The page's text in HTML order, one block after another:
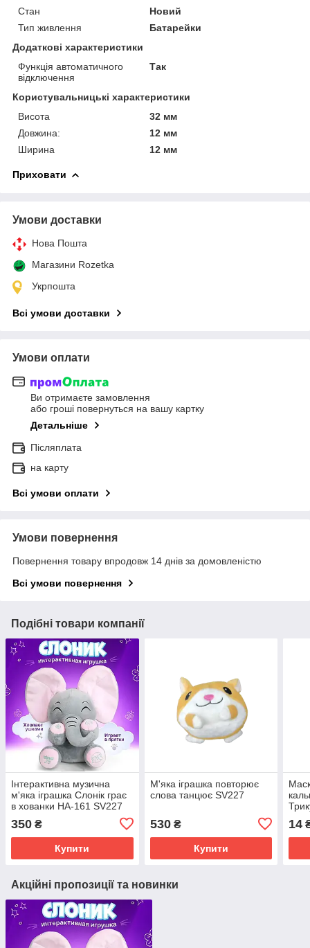
Стан
Новий
Тип живлення
Батарейки
Додаткові характеристики
Функція автоматичного
відключення
Так
Користувальницькі характеристики
Висота
32 мм
Довжина:
12 мм
Ширина
12 мм
Приховати
Умови доставки
Нова Пошта
Магазини Rozetka
Укрпошта
Всі умови доставки
Умови оплати
Ви отримаєте замовлення
або гроші повернуться на вашу картку
Детальніше
Післяплата
на карту
Всі умови оплати
Умови повернення
Повернення товару впродовж 14 днів за домовленістю
Всі умови повернення
Подібні товари компанії
Інтерактивна музична
м'яка іграшка Слонік грає
в хованки HA-161 SV227
350 ₴
Купити
М'яка іграшка повторює
слова танцює SV227
530₴
Купити
14
Акційні пропозиції та новинки